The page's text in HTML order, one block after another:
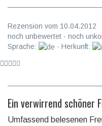
Rezension vom 10.04.2012
noch unbewertet · noch
Sprache:
· Herkunft:
Ein verwirrend schöner
Umfassend belesenen